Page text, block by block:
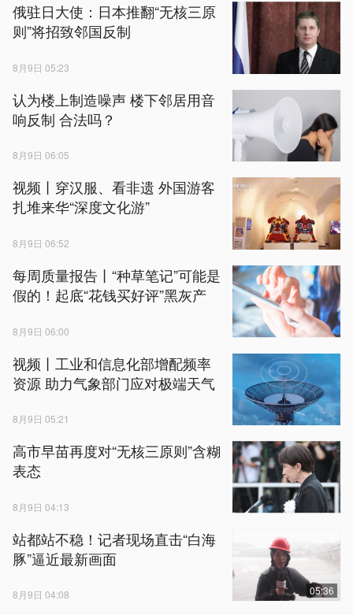
俄驻日大使：日本推翻“无核三原
则”将招致邻国反制
8月9日 05:23
认为楼上制造噪声 楼下邻居用音
响反制 合法吗？
8月9日 06:05
视频丨穿汉服、看非遗 外国游客
扎堆来华“深度文化游”
8月9日 06:52
每周质量报告丨“种草笔记”可能是
假的！起底“花钱买好评”黑灰产
8月9日 06:00
视频丨工业和信息化部增配频率
资源 助力气象部门应对极端天气
8月9日 05:21
高市早苗再度对“无核三原则”含糊
表态
8月9日 04:13
站都站不稳！记者现场直击“白海
豚”逼近最新画面
8月9日 04:08 05:36